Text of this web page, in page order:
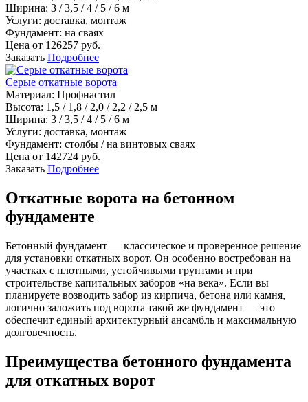
Ширина: 3 / 3,5 / 4 / 5 / 6 м
Услуги: доставка, монтаж
Фундамент: на сваях
Цена от 126257 руб.
Заказать Подробнее
Серые откатные ворота
Материал: Профнастил
Высота: 1,5 / 1,8 / 2,0 / 2,2 / 2,5 м
Ширина: 3 / 3,5 / 4 / 5 / 6 м
Услуги: доставка, монтаж
Фундамент: столбы / на винтовых сваях
Цена от 142724 руб.
Заказать Подробнее
Откатные ворота на бетонном
фундаменте
Бетонный фундамент — классическое и проверенное решение
для установки откатных ворот. Он особенно востребован на
участках с плотными, устойчивыми грунтами и при
строительстве капитальных заборов «на века». Если вы
планируете возводить забор из кирпича, бетона или камня,
логично заложить под ворота такой же фундамент — это
обеспечит единый архитектурный ансамбль и максимальную
долговечность.
Преимущества бетонного фундамента
для откатных ворот